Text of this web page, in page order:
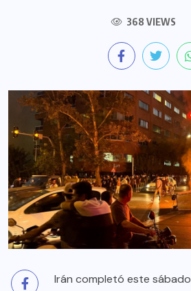
368 VIEWS
Irán completó este